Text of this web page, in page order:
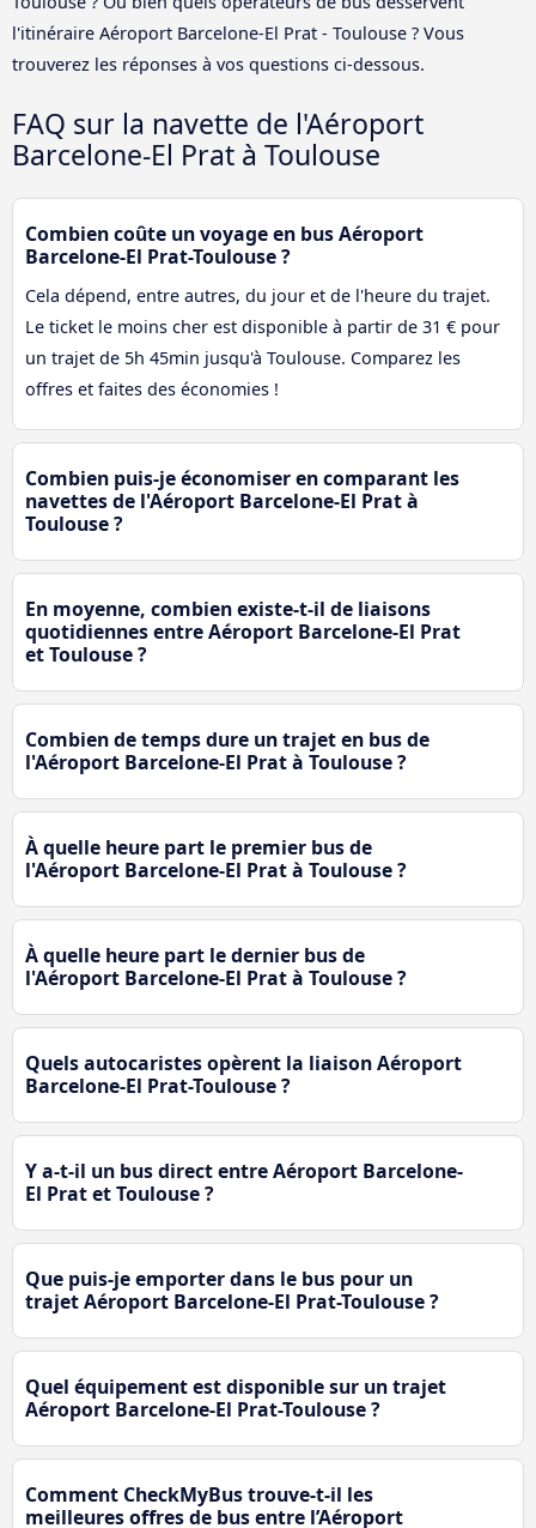
l'itinéraire Aéroport Barcelone-El Prat - Toulouse ? Vous
trouverez les réponses à vos questions ci-dessous.
FAQ sur la navette de l'Aéroport
Barcelone-El Prat à Toulouse
Combien coûte un voyage en bus Aéroport
Barcelone-El Prat-Toulouse ?
Cela dépend, entre autres, du jour et de l'heure du trajet.
Le ticket le moins cher est disponible à partir de 31 € pour
un trajet de 5h 45min jusqu'à Toulouse. Comparez les
offres et faites des économies !
Combien puis-je économiser en comparant les
navettes de l'Aéroport Barcelone-El Prat à
Toulouse ?
En moyenne, combien existe-t-il de liaisons
quotidiennes entre Aéroport Barcelone-El Prat
et Toulouse ?
Combien de temps dure un trajet en bus de
l'Aéroport Barcelone-El Prat à Toulouse ?
À quelle heure part le premier bus de
l'Aéroport Barcelone-El Prat à Toulouse ?
À quelle heure part le dernier bus de
l'Aéroport Barcelone-El Prat à Toulouse ?
Quels autocaristes opèrent la liaison Aéroport
Barcelone-El Prat-Toulouse ?
Y a-t-il un bus direct entre Aéroport Barcelone-
El Prat et Toulouse ?
Que puis-je emporter dans le bus pour un
trajet Aéroport Barcelone-El Prat-Toulouse ?
Quel équipement est disponible sur un trajet
Aéroport Barcelone-El Prat-Toulouse ?
Comment CheckMyBus trouve-t-il les
meilleures offres de bus entre l’Aéroport